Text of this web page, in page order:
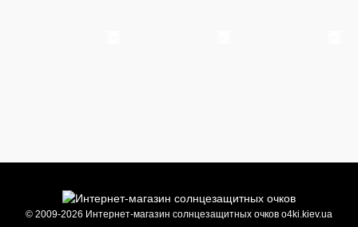
© 2009-2026 Интернет-магазин солнцезащитных очков o4ki.kiev.ua